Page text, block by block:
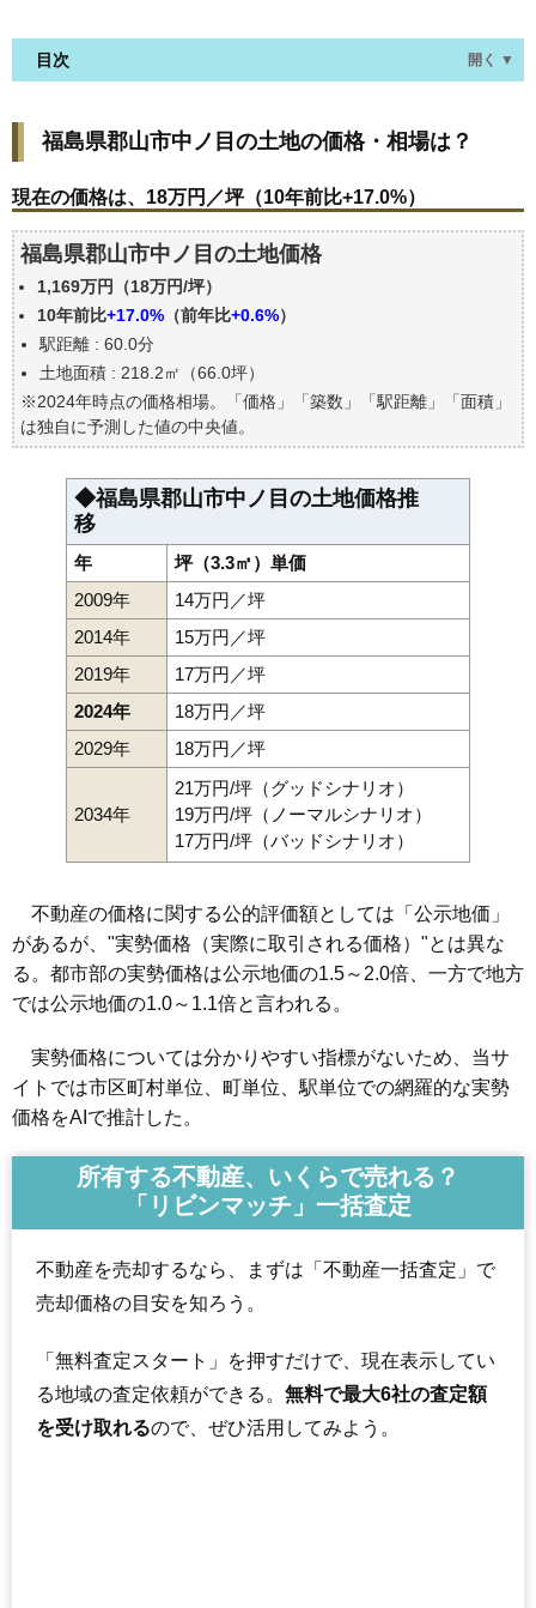
目次 開く ▼
現在の価格は、18万円／坪（10年前比+17.0%）
価格を詳細に分析しよう
福島県郡山市中ノ目の土地の過去の売買事例
公示地価はいくら
エリアの将来性を人口予想から検討しよう
自分の年収でいくらの不動産が買える？
福島県郡山市中ノ目の土地の価格・相場は？
現在の価格は、18万円／坪（10年前比+17.0%）
福島県郡山市中ノ目の土地価格
1,169万円（18万円/坪）
10年前比+17.0% （前年比+0.6%）
駅距離 : 60.0分
土地面積 : 218.2㎡（66.0坪）
※2024年時点の価格相場。「価格」「築数」「駅距離」「面積」
は独自に予測した値の中央値。
◆福島県郡山市中ノ目の土地価格推
移
年
坪（3.3㎡）単価
2009年
14万円／坪
2014年
15万円／坪
2019年
17万円／坪
2024年
18万円／坪
2029年
18万円／坪
2034年
21万円/坪（グッドシナリオ）
19万円/坪（ノーマルシナリオ）
17万円/坪（バッドシナリオ）
不動産の価格に関する公的評価額としては「公示地価」
があるが、"実勢価格（実際に取引される価格）"とは異な
る。都市部の実勢価格は公示地価の1.5～2.0倍、一方で地方
では公示地価の1.0～1.1倍と言われる。
実勢価格については分かりやすい指標がないため、当サ
イトでは市区町村単位、町単位、駅単位での網羅的な実勢
価格をAIで推計した。
所有する不動産、いくらで売れる？
「リビンマッチ」一括査定
不動産を売却するなら、まずは「不動産一括査定」で
売却価格の目安を知ろう。
「無料査定スタート」を押すだけで、現在表示してい
る地域の査定依頼ができる。 無料で最大6社の査定額
を受け取れるので、ぜひ活用してみよう。